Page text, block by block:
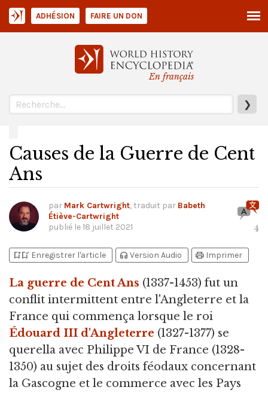
En français
❯
ADHÉSION FAIRE UN DON
Causes de la Guerre de Cent
Ans
par Mark Cartwright, traduit par Babeth
Étiève-Cartwright
publié le18 juillet 2021 4
bookmark_addbookmark_added Enregistrer l'article headphones Version Audio print Imprimer
La guerre de Cent Ans (1337-1453) fut un
conflit intermittent entre l'Angleterre et la
France qui commença lorsque le roi
Édouard III d'Angleterre (1327-1377) se
querella avec Philippe VI de France (1328-
1350) au sujet des droits féodaux concernant
la Gascogne et le commerce avec les Pays